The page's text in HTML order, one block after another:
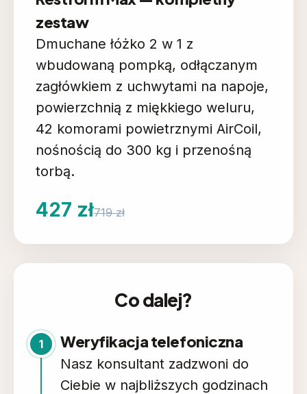
zestaw
Dmuchane łóżko 2 w 1 z
wbudowaną pompką, odłączanym
zagłówkiem z uchwytami na napoje,
powierzchnią z miękkiego weluru,
42 komorami powietrznymi AirCoil,
nośnością do 300 kg i przenośną
torbą.
427 zł719 zł
Co dalej?
1 Weryfikacja telefoniczna
Nasz konsultant zadzwoni do
Ciebie w najbliższych godzinach